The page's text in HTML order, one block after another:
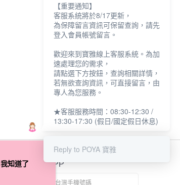
官方APP
我知道了
【重要通知】
客服系統將於8/17更新，
為保障留言資訊可保留查詢，請先
登入會員帳號留言。
歡迎來到寶雅線上客服系統。為加
速處理您的需求，
請點選下方按鈕，查詢相關詳情，
若無欲查詢資訊，可直接留言，由
專人為您服務。
★客服服務時間：08:30-12:30 /
13:30-17:30 (假日/國定假日休息)
Reply to POYA 寶雅